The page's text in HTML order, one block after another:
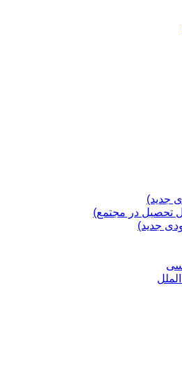
جدید)
تحصیل در مجتمع)
جدید)